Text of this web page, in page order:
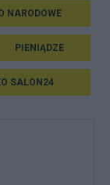
NARODOWE
PIENIĄDZE
SALON24